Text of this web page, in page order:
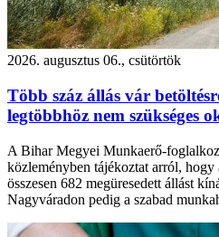
2026. augusztus 06., csütörtök
Több száz állás vár
legtöbbhöz nem szükséges
A Bihar Megyei Munkaerő-
közleményben tájékoztat arról, hogy
összesen 682 megüresedett állást
Nagyváradon pedig a szabad